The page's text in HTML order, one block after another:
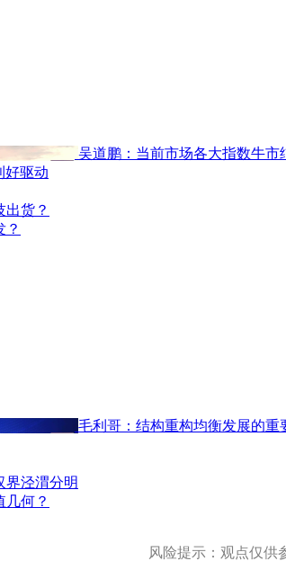
吴道鹏：当前市场各大指数牛市
好驱动
出货？
？
毛利哥：结构重构均衡发展的重
界泾渭分明
几何？
风险提示：观点仅供